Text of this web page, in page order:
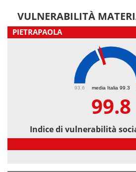
VULNERABILITÀ
PIETRAPAOLA
media Italia 99.3
93.6
99.8
Indice di vulnerabilità